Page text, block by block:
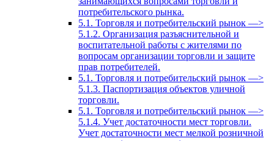
потребительского рынка.
5.1. Торговля и потребительский рынок —>
5.1.2. Организация разъяснительной и
воспитательной работы с жителями по
вопросам организации торговли и защите
прав потребителей.
5.1. Торговля и потребительский рынок —>
5.1.3. Паспортизация объектов уличной
торговли.
5.1. Торговля и потребительский рынок —>
5.1.4. Учет достаточности мест торговли.
Учет достаточности мест мелкой розничной